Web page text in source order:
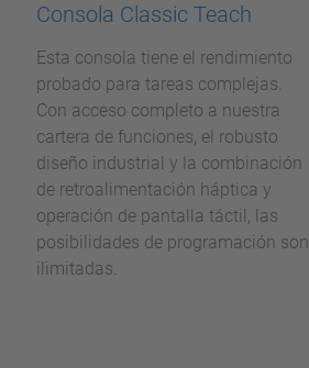
Consola Classic Teach
Esta consola tiene el rendimiento
probado para tareas complejas.
Con acceso completo a nuestra
cartera de funciones, el robusto
diseño industrial y la combinación
de retroalimentación háptica y
operación de pantalla táctil, las
posibilidades de programación son
ilimitadas.